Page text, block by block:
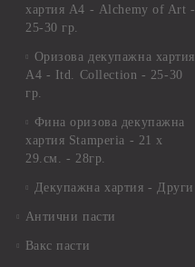
хартия А4 - Alchemy of Art -
25-30 гр.
Оризова декупажна хартия
А4 - Itd. Collection - 25-30
гр.
Фина оризова декупажна
хартия Stamperia - 21 х
29.см. - 28гр.
Декупажна хартия - Други
Антични пасти
Вакс пасти